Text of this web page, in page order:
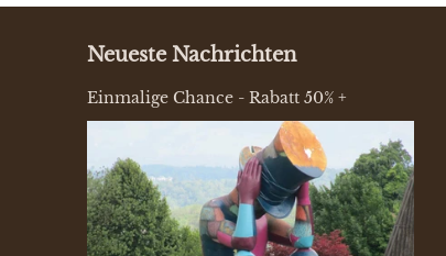
Neueste Nachrichten
Einmalige Chance - Rabatt 50% +